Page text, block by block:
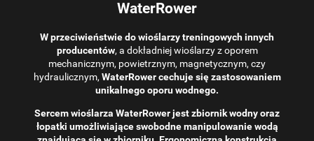
WaterRower
W przeciwieństwie do wioślarzy treningowych innych
producentów, a dokładniej wioślarzy z oporem
mechanicznym, powietrznym, magnetycznym, czy
hydraulicznym, WaterRower cechuje się zastosowaniem
unikalnego oporu wodnego.
Sercem wioślarza WaterRower jest zbiornik wodny oraz
łopatki umożliwiające swobodne manipulowanie wodą